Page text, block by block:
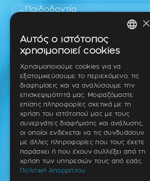
Παιδοδοντία
Περιοχές εύκολης πρόσβασης
Πυλαία
Τριάδι
Νέο Ρύσιο
Επανομή
Περαία
Καλαμαριά
Πανόραμα
Χαριλάου
×
Αυτός ο ιστότοπος
χρησιμοποιεί cookies
Χρησιμοποιούμε cookies για να
εξατομικεύσουμε το περιεχόμενο, τις
διαφημίσεις και να αναλύσουμε την
επισκεψιμότητά μας. Μοιραζόμαστε
επίσης πληροφορίες σχετικά με τη
χρήση του ιστότοπού μας με τους
συνεργάτες διαφήμισης και ανάλυσης,
οι οποίοι ενδέχεται να τις συνδυάσουν
με άλλες πληροφορίες που τους έχετε
παράσχει ή που έχουν συλλέξει από τη
χρήση των υπηρεσιών τους από εσάς.
Πολιτική Απορρήτου